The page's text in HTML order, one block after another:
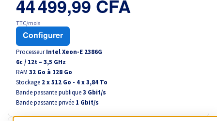
44 499,99 CFA
TTC/mois
Configurer
Processeur Intel Xeon-E 2386G
6c / 12t – 3,5 GHz
RAM 32 Go à 128 Go
Stockage 2 x 512 Go - 4 x 3,84 To
Bande passante publique3 Gbit/s
Bande passante privée 1 Gbit/s